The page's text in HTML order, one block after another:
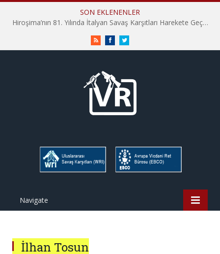
SON EKLENENLER
Hiroşima’nın 81. Yılında İtalyan Savaş Karşıtları Harekete Geçti: “Hatırlamak yeterli değil”
RSS FacebookTwitter
Navigate
İlhan Tosun